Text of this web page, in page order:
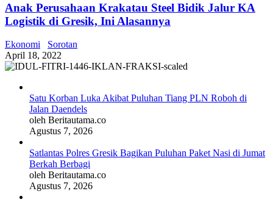
Anak Perusahaan Krakatau Steel Bidik Jalur KA
Logistik di Gresik, Ini Alasannya
Ekonomi
Sorotan
April 18, 2022
Satu Korban Luka Akibat Puluhan Tiang PLN Roboh di
Jalan Daendels
oleh Beritautama.co
Agustus 7, 2026
Satlantas Polres Gresik Bagikan Puluhan Paket Nasi di Jumat
Berkah Berbagi
oleh Beritautama.co
Agustus 7, 2026